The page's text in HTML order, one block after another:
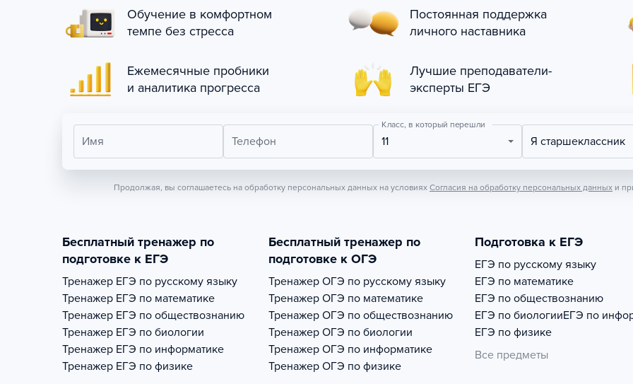
Обучение в комфортном
темпе без стресса
Постоянная поддержка
личного наставника
Ежемесячные пробники
и аналитика прогресса
Лучшие преподаватели-
эксперты ЕГЭ
Имя Телефон
Класс, в который перешли
11 Я старшеклассник
Продолжая, вы соглашаетесь на обработку персональных данных на условиях Согласия на обработку персональных данных и
Бесплатный тренажер по
подготовке к ЕГЭ
Тренажер ЕГЭ по русскому языку
Тренажер ЕГЭ по математике
Тренажер ЕГЭ по обществознанию
Тренажер ЕГЭ по биологии
Тренажер ЕГЭ по информатике
Тренажер ЕГЭ по физике
Бесплатный тренажер по
подготовке к ОГЭ
Тренажер ОГЭ по русскому языку
Тренажер ОГЭ по математике
Тренажер ОГЭ по обществознанию
Тренажер ОГЭ по биологии
Тренажер ОГЭ по информатике
Тренажер ОГЭ по физике
Подготовка к ЕГЭ
ЕГЭ по русскому языку
ЕГЭ по математике
ЕГЭ по обществознанию
ЕГЭ по биологииЕГЭ по
ЕГЭ по физике
Все предметы